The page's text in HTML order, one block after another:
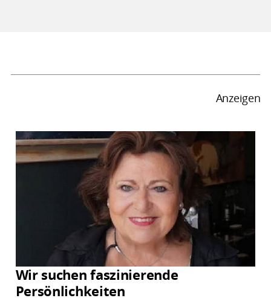
Anzeigen
Wir suchen faszinierende
Persönlichkeiten